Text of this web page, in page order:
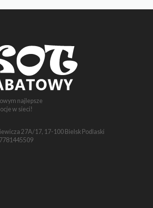
najlepsze
w sieci!
27A/17, 17-100 Bielsk Podlaski